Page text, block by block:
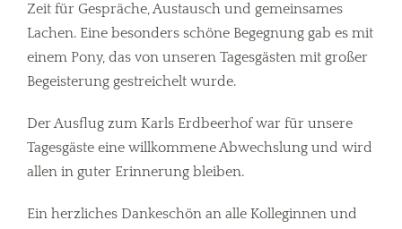
Zeit für Gespräche, Austausch und gemeinsames
Lachen. Eine besonders schöne Begegnung gab es mit
einem Pony, das von unseren Tagesgästen mit großer
Begeisterung gestreichelt wurde.
Der Ausflug zum Karls Erdbeerhof war für unsere
Tagesgäste eine willkommene Abwechslung und wird
allen in guter Erinnerung bleiben.
Ein herzliches Dankeschön an alle Kolleginnen und